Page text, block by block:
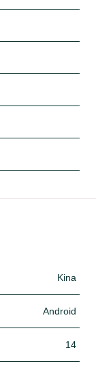
Kina
Android
14